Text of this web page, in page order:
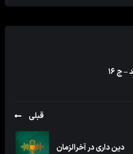
ج ۱۶
قبلی
دین داری در آخرالزمان